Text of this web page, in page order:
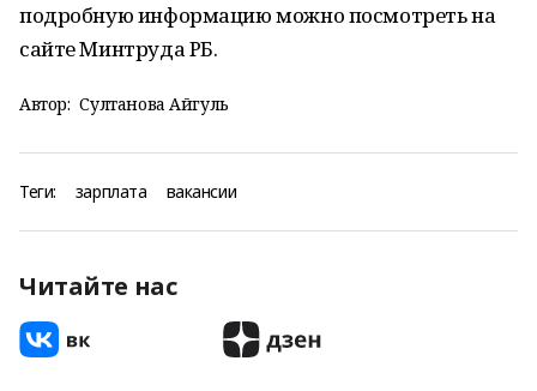
подробную информацию можно посмотреть на
сайте Минтруда РБ.
Автор: Султанова Айгуль
Теги: зарплата вакансии
Читайте нас